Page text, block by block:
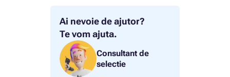
Ai nevoie de ajutor?
Te vom ajuta.
Consultant de
selectie